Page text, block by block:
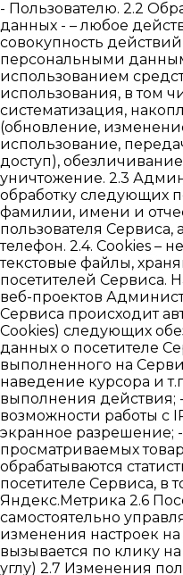
- Пользователю. 2.2
данных - – любое
совокупность
персональными
использованием
использования, в том
систематизация,
(обновление,
использование,
доступ),
уничтожение. 2.3
обработку следующих
фамилии, имени и
пользователя
телефон. 2.4. Cookies –
текстовые файлы,
посетителей Сервиса.
веб-проектов
Сервиса происходит
Cookies) следующих
данных о посетителе
выполненного на
наведение курсора и
выполнения действия;
возможности работы с
экранное разрешение;
просматриваемых
обрабатываются
посетителе Сервиса, в
Яндекс.Метрика 2.6
самостоятельно
изменения настроек
вызывается по клику
углу) 2.7 Изменения